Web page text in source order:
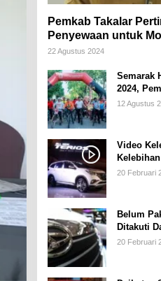
Pemkab Takalar
Penyewaan untuk
22 Agustus 2024
Semarak
2024,
Sepeda
12 Agustus
Video
20 Februari
Belum
Ditakuti
20 Februari